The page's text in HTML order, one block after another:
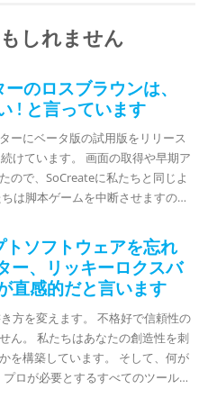
しれません
のロスブラウンは、
! と言っています
ーにベータ版の試用版をリリース
けています。 画面の取得や早期ア
ので、SoCreateに私たちと同じよ
は脚本ゲームを中断させますの
プラットフォームが適切に構築さ
ります。そのためには、テレビの
うな作家がスクリーンライティン
として使用している何十人もの専
ウンは、脚本家、プロデューサ
執筆におけるMFAのディレクター
ソフトウェアを忘れ
ー、リッキーロクスバ
直感的だと言います
方を変えます。 不格好で信頼性の
ん。 私たちはあなたの創造性を刺
を構築しています。 そして、何が
ロが必要とするすべてのツール